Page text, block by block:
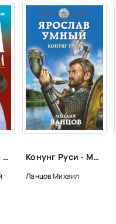
Тайна русского слова - Василий Ирзабеков Конунг Руси - Михаил Ланцов
Ланцов Михаил